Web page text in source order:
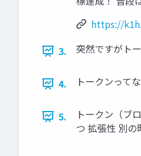
https://
3.
突然ですがト
4. トークンって
5.
トークン（ブ
つ 拡張性 別の